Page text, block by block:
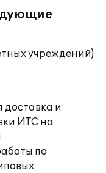
учреждений)
доставка и
ИТС на
по